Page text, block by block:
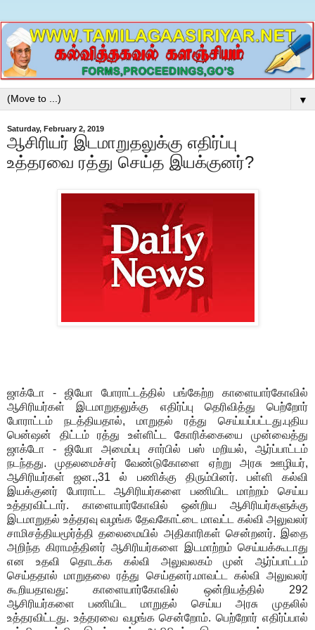
▼
Saturday, February 2, 2019
ஆசிரியர் இடமாறுதலுக்கு எதிர்ப்பு
உத்தரவை ரத்து செய்த இயக்குனர்?
ஜாக்டோ - ஜியோ போராட்டத்தில் பங்கேற்ற காளையார்கோவில்
ஆசிரியர்கள் இடமாறுதலுக்கு எதிர்ப்பு தெரிவித்து பெற்றோர்
போராட்டம் நடத்தியதால், மாறுதல் ரத்து செய்யப்பட்டது.புதிய
பென்ஷன் திட்டம் ரத்து உள்ளிட்ட கோரிக்கையை முன்வைத்து
ஜாக்டோ - ஜியோ அமைப்பு சார்பில் பஸ் மறியல், ஆர்ப்பாட்டம்
நடந்தது. முதலமைச்சர் வேண்டுகோளை ஏற்று அரசு ஊழியர்,
ஆசிரியர்கள் ஜன.,31 ல் பணிக்கு திரும்பினர். பள்ளி கல்வி
இயக்குனர் போராட்ட ஆசிரியர்களை பணியிட மாற்றம் செய்ய
உத்தரவிட்டார். காளையார்கோவில் ஒன்றிய ஆசிரியர்களுக்கு
இடமாறுதல் உத்தரவு வழங்க தேவகோட்டை மாவட்ட கல்வி அலுவலர்
சாமிசத்தியமூர்த்தி தலைமையில் அதிகாரிகள் சென்றனர். இதை
அறிந்த கிராமத்தினர் ஆசிரியர்களை இடமாற்றம் செய்யக்கூடாது
என உதவி தொடக்க கல்வி அலுவலகம் முன் ஆர்ப்பாட்டம்
செய்ததால் மாறுதலை ரத்து செய்தனர்.மாவட்ட கல்வி அலுவலர்
கூறியதாவது: காளையார்கோவில் ஒன்றியத்தில் 292
ஆசிரியர்களை பணியிட மாறுதல் செய்ய அரசு முதலில்
உத்தரவிட்டது. உத்தரவை வழங்க சென்றோம். பெற்றோர் எதிர்ப்பால்